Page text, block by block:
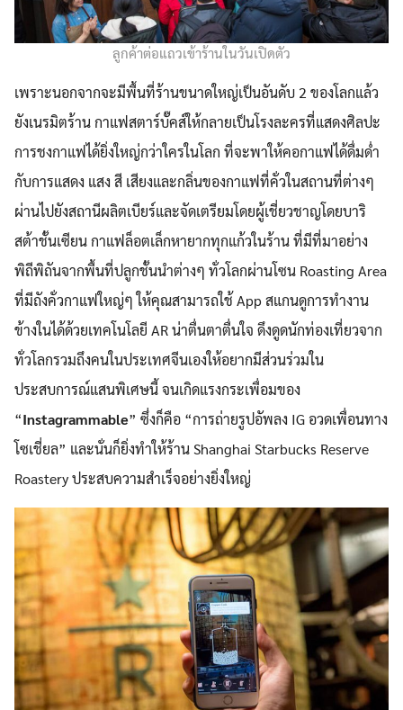
ลูกค้าต่อแถวเข้าร้านในวันเปิดตัว
เพราะนอกจากจะมีพื้นที่ร้านขนาดใหญ่เป็นอันดับ 2 ของโลกแล้ว
ยังเนรมิตร้าน กาแฟสตาร์บั๊คส์ให้กลายเป็นโรงละครที่แสดงศิลปะ
การชงกาแฟได้ยิ่งใหญ่กว่าใครในโลก ที่จะพาให้คอกาแฟได้ดื่มด่ำ
กับการแสดง แสง สี เสียงและกลิ่นของกาแฟที่คั่วในสถานที่ต่างๆ
ผ่านไปยังสถานีผลิตเบียร์และจัดเตรียมโดยผู้เชี่ยวชาญโดยบาริ
สต้าชั้นเซียน กาแฟล็อตเล็กหายากทุกแก้วในร้าน ที่มีที่มาอย่าง
พิถีพิถันจากพื้นที่ปลูกชั้นนำต่างๆ ทั่วโลกผ่านโซน Roasting Area
ที่มีถังคั่วกาแฟใหญ่ๆ ให้คุณสามารถใช้ App สแกนดูการทำงาน
ข้างในได้ด้วยเทคโนโลยี AR น่าตื่นตาตื่นใจ ดึงดูดนักท่องเที่ยวจาก
ทั่วโลกรวมถึงคนในประเทศจีนเองให้อยากมีส่วนร่วมใน
ประสบการณ์แสนพิเศษนี้ จนเกิดแรงกระเพื่อมของ
“Instagrammable” ซึ่งก็คือ “การถ่ายรูปอัพลง IG อวดเพื่อนทาง
โซเชี่ยล” และนั่นก็ยิ่งทำให้ร้าน Shanghai Starbucks Reserve
Roastery ประสบความสำเร็จอย่างยิ่งใหญ่